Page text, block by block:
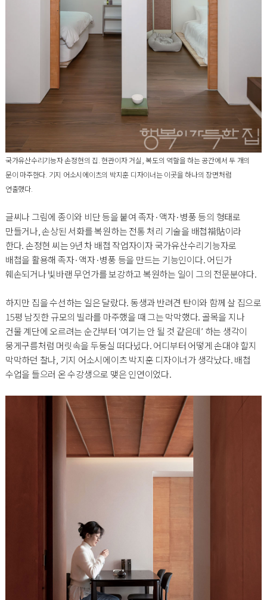
국가유산수리기능자 손정현의 집. 현관이자 거실, 복도의 역할을 하는 공간에서 두 개의
문이 마주한다. 기지 어소시에이츠의 박지훈 디자이너는 이곳을 하나의 장면처럼
연출했다.
글씨나 그림에 종이와 비단 등을 붙여 족자·액자·병풍 등의 형태로
만들거나, 손상된 서화를 복원하는 전통 처리 기술을 배첩褙貼이라
한다. 손정현 씨는 9년 차 배첩 작업자이자 국가유산수리기능자로
배첩을 활용해 족자·액자·병풍 등을 만드는 기능인이다. 어딘가
훼손되거나 빛바랜 무언가를 보강하고 복원하는 일이 그의 전문분야다.
하지만 집을 수선하는 일은 달랐다. 동생과 반려견 탄이와 함께 살 집으로
15평 남짓한 규모의 빌라를 마주했을 때 그는 막막했다. 골목을 지나
건물 계단에 오르려는 순간부터 ‘여기는 안 될 것 같은데’ 하는 생각이
뭉게구름처럼 머릿속을 두둥실 떠다녔다. 어디부터 어떻게 손대야 할지
막막하던 찰나, 기지 어소시에이츠 박지훈 디자이너가 생각났다. 배첩
수업을 들으러 온 수강생으로 맺은 인연이었다.